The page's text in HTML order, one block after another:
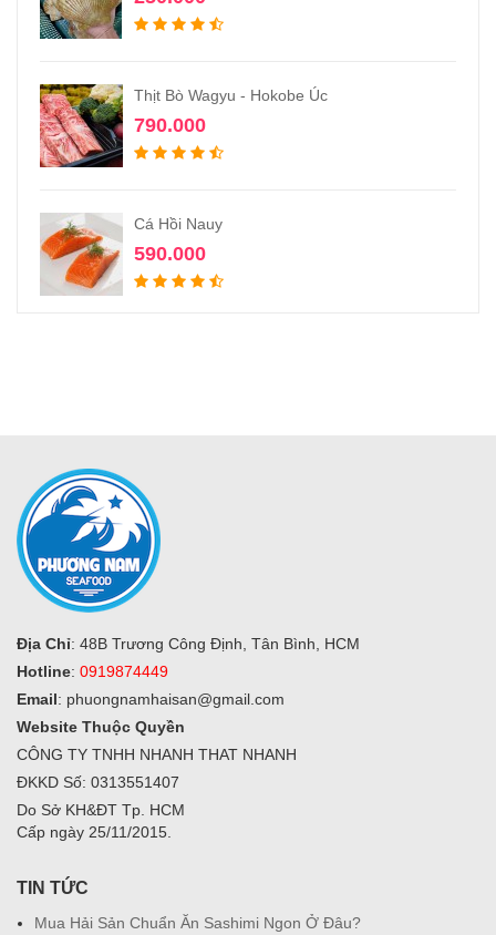
Thịt Bò Wagyu - Hokobe Úc
790.000
Cá Hồi Nauy
590.000
Địa Chỉ: 48B Trương Công Định, Tân Bình, HCM
Hotline: 0919874449
Email: phuongnamhaisan@gmail.com
Website Thuộc Quyền
CÔNG TY TNHH NHANH THAT NHANH
ĐKKD Số: 0313551407
Do Sở KH&ĐT Tp. HCM
Cấp ngày 25/11/2015.
TIN TỨC
Mua Hải Sản Chuẩn Ăn Sashimi Ngon Ở Đâu?